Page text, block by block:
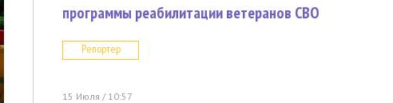
программы реабилитации ветеранов СВО
Репортер
15 Июля / 10:57